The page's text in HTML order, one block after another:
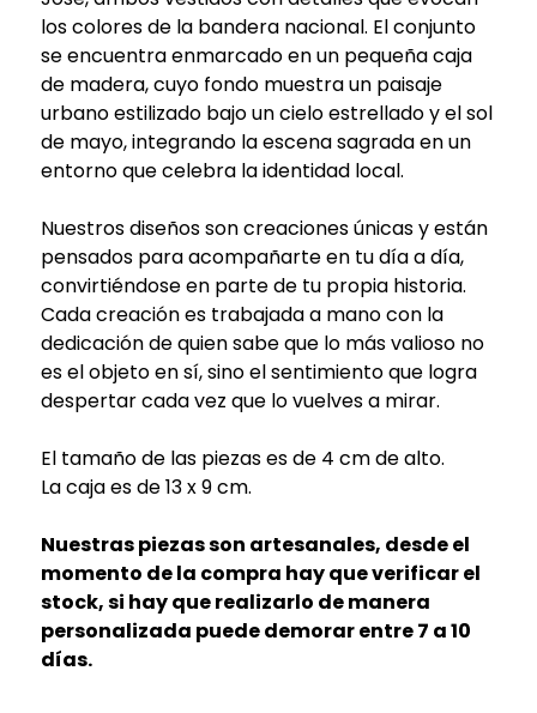
los colores de la bandera nacional. El conjunto
se encuentra enmarcado en un pequeña caja
de madera, cuyo fondo muestra un paisaje
urbano estilizado bajo un cielo estrellado y el sol
de mayo, integrando la escena sagrada en un
entorno que celebra la identidad local.
Nuestros diseños son creaciones únicas y están
pensados para acompañarte en tu día a día,
convirtiéndose en parte de tu propia historia.
Cada creación es trabajada a mano con la
dedicación de quien sabe que lo más valioso no
es el objeto en sí, sino el sentimiento que logra
despertar cada vez que lo vuelves a mirar.
El tamaño de las piezas es de 4 cm de alto.
La caja es de 13 x 9 cm.
Nuestras piezas son artesanales, desde el
momento de la compra hay que verificar el
stock, si hay que realizarlo de manera
personalizada puede demorar entre 7 a 10
días.